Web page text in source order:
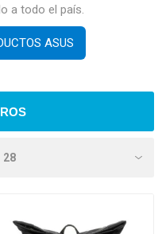
a todo el país.
ASUS